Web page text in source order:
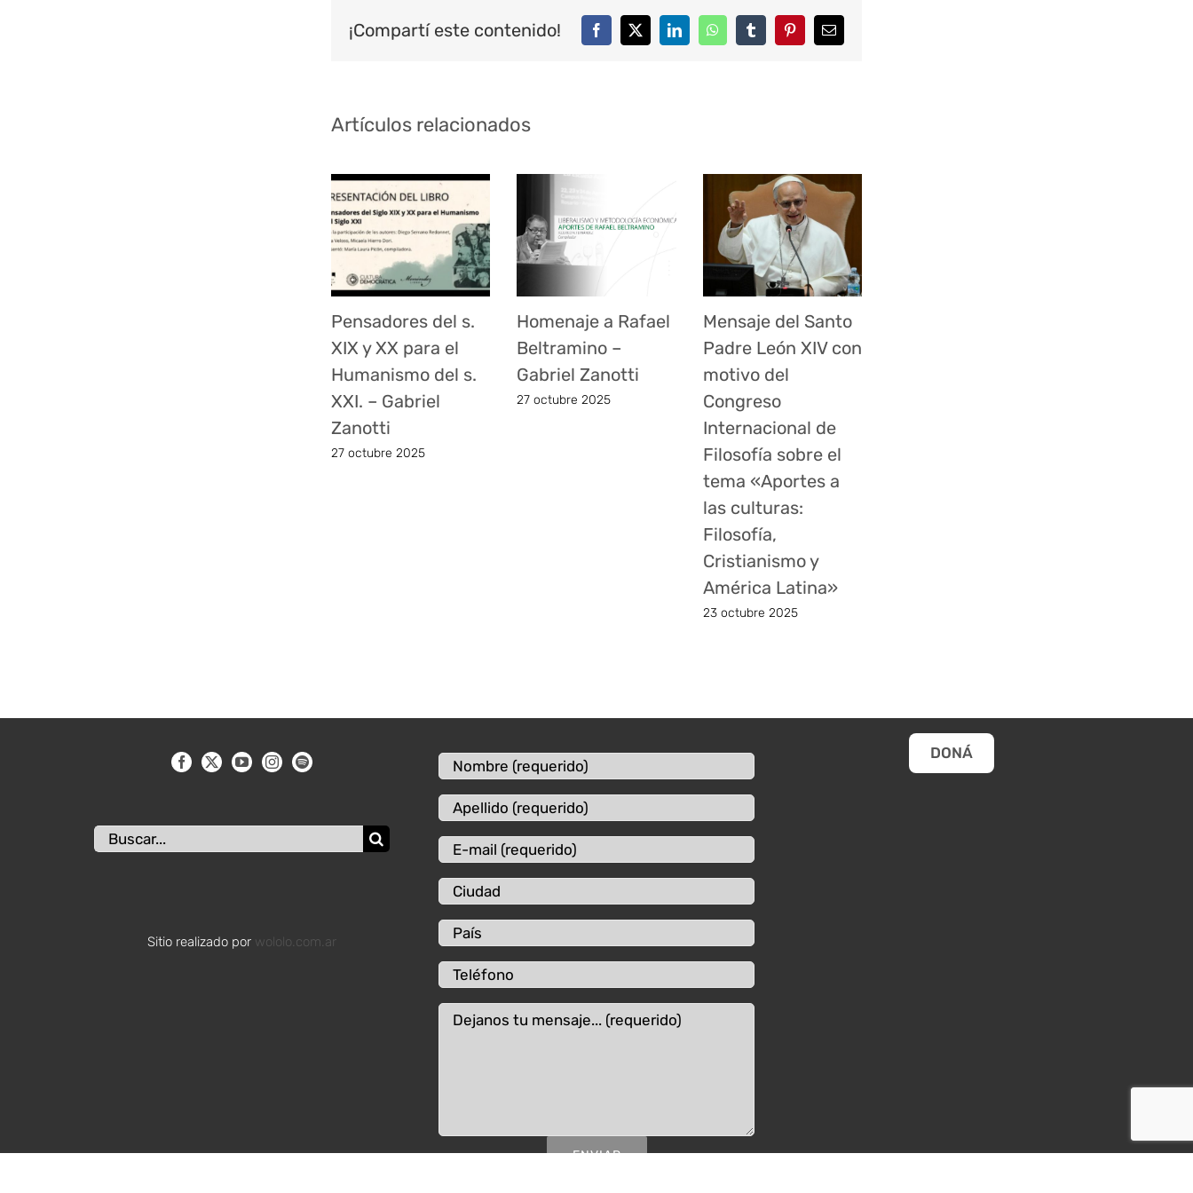
¡Compartí este contenido! FacebookTwitterLinkedInWhatsAppTumblrPinterestCorreo
Artículos relacionados
Pensadores del s.
XIX y XX para el
Humanismo del s.
XXI. – Gabriel
Zanotti
27 octubre 2025
Homenaje a Rafael
Beltramino –
Gabriel Zanotti
27 octubre 2025
Mensaje del Santo
Padre León XIV con
motivo del
Congreso
Internacional de
Filosofía sobre el
tema «Aportes a
las culturas:
Filosofía,
Cristianismo y
América Latina»
23 octubre 2025
Buscar:
Sitio realizado por wololo.com.ar
DONÁ